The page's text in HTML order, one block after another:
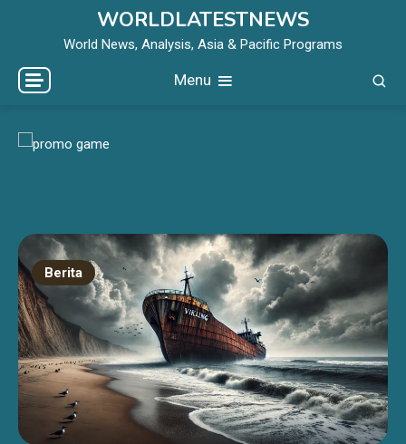
WORLDLATESTNEWS
World News, Analysis, Asia & Pacific Programs
Menu
Berita